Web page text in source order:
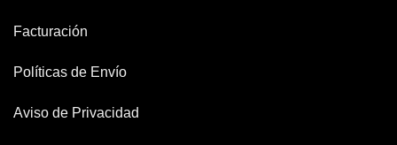
Facturación
Políticas de Envío
Aviso de Privacidad